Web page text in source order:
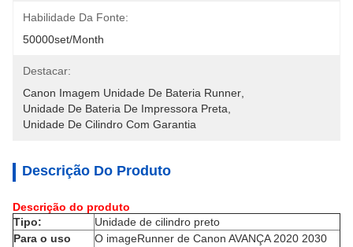
Habilidade Da Fonte:
50000set/Month
Destacar:
Canon Imagem Unidade De Bateria Runner
Unidade De Bateria De Impressora Preta
Unidade De Cilindro Com Garantia
Descrição Do Produto
Descrição do produto
Tipo:
Unidade de cilindro preto
Para o uso
O imageRunner de Canon AVANÇA 2020 2030